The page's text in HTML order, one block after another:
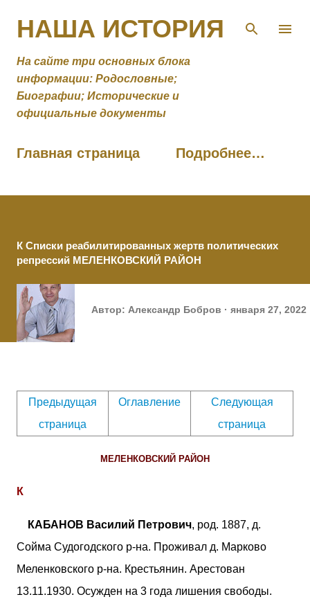
НАША ИСТОРИЯ
На сайте три основных блока
информации: Родословные;
Биографии; Исторические и
официальные документы
Главная страница Подробнее…
К Списки реабилитированных жертв политических
репрессий МЕЛЕНКОВСКИЙ РАЙОН
Автор: Александр Бобров января 27, 2022
Предыдущая
страница
Оглавление
Следующая
страница
МЕЛЕНКОВСКИЙ РАЙОН
К
КАБАНОВ Василий Петрович, род. 1887, д.
Сойма Судогодского р-на. Проживал д. Марково
Меленковского р-на. Крестьянин. Арестован
13.11.1930. Осужден на 3 года лишения свободы.